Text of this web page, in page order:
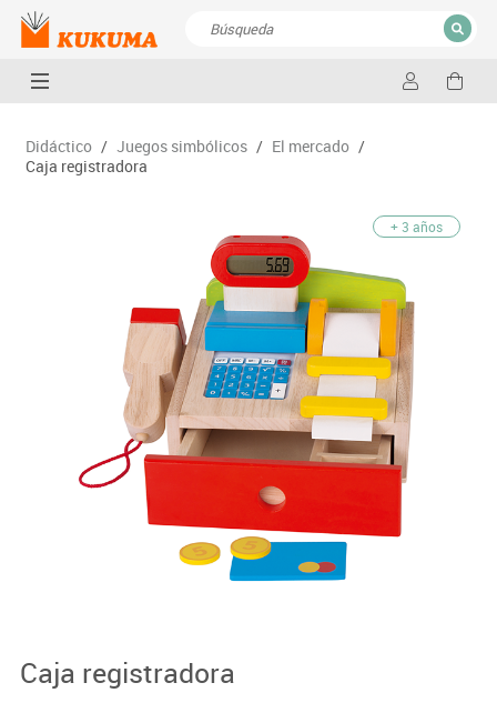
CERRAR
Didáctico / Juegos simbólicos / El mercado /
Caja registradora
+ 3 años
Caja registradora